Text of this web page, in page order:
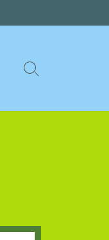
検
り